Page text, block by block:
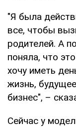
"Я была
все, чтобы
родителей. А
поняла, что
хочу иметь
жизнь,
бизнес", –
Сейчас у